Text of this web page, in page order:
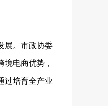
展。市政协委
电商优势，
过培育全产业